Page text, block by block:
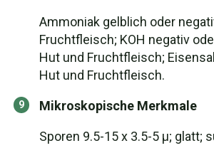
Ammoniak gelblich oder
Fruchtfleisch; KOH negativ
Hut und Fruchtfleisch;
Hut und Fruchtfleisch.
Mikroskopische Merkmale
Sporen 9.5-15 x 3.5-5 µ; glatt;